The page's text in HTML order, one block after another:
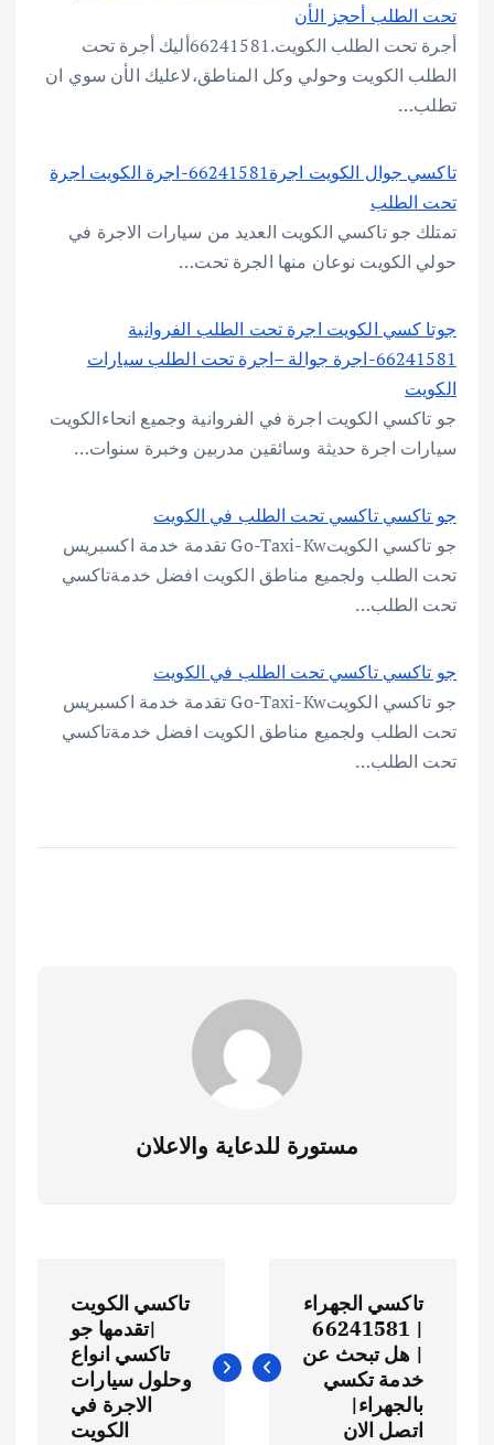
تحت الطلب أحجز الأن
أجرة تحت الطلب الكويت.66241581أليك أجرة تحت
الطلب الكويت وحولي وكل المناطق،لاعليك الأن سوي ان
تطلب…
تاكسي جوال الكويت اجرة66241581-اجرة الكويت اجرة
تحت الطلب
تمتلك جو تاكسي الكويت العديد من سيارات الاجرة في
حولي الكويت نوعان منها الجرة تحت…
جوتا كسي الكويت اجرة تحت الطلب الفروانية
66241581-اجرة جوالة –اجرة تحت الطلب سيارات
الكويت
جو تاكسي الكويت اجرة في الفروانية وجميع انحاءالكويت
سيارات اجرة حديثة وسائقين مدربين وخبرة سنوات…
جو تاكسي تاكسي تحت الطلب في الكويت
جو تاكسي الكويتGo-Taxi-Kw تقدمة خدمة اكسبريس
تحت الطلب ولجميع مناطق الكويت افضل خدمةتاكسي
تحت الطلب…
جو تاكسي تاكسي تحت الطلب في الكويت
جو تاكسي الكويتGo-Taxi-Kw تقدمة خدمة اكسبريس
تحت الطلب ولجميع مناطق الكويت افضل خدمةتاكسي
تحت الطلب…
مستورة للدعاية والاعلان
تاكسي الجهراء
| 66241581
| هل تبحث عن
خدمة تكسي
بالجهراء|
اتصل الان
تاكسي الكويت
|تقدمها جو
تاكسي انواع
وحلول سيارات
الاجرة في
الكويت